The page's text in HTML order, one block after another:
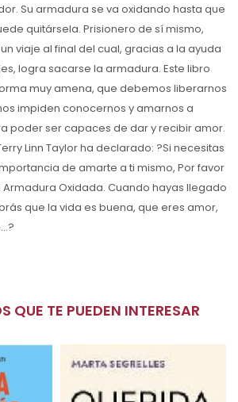
Su armadura se va oxidando hasta que
quitársela. Prisionero de sí mismo,
viaje al final del cual, gracias a la ayuda
logra sacarse la armadura. Este libro
muy amena, que debemos liberarnos
impiden conocernos y amarnos a
poder ser capaces de dar y recibir amor.
Linn Taylor ha declarado: ?Si necesitas
de amarte a ti mismo, Por favor
Oxidada. Cuando hayas llegado
que la vida es buena, que eres amor,
QUE TE PUEDEN INTERESAR